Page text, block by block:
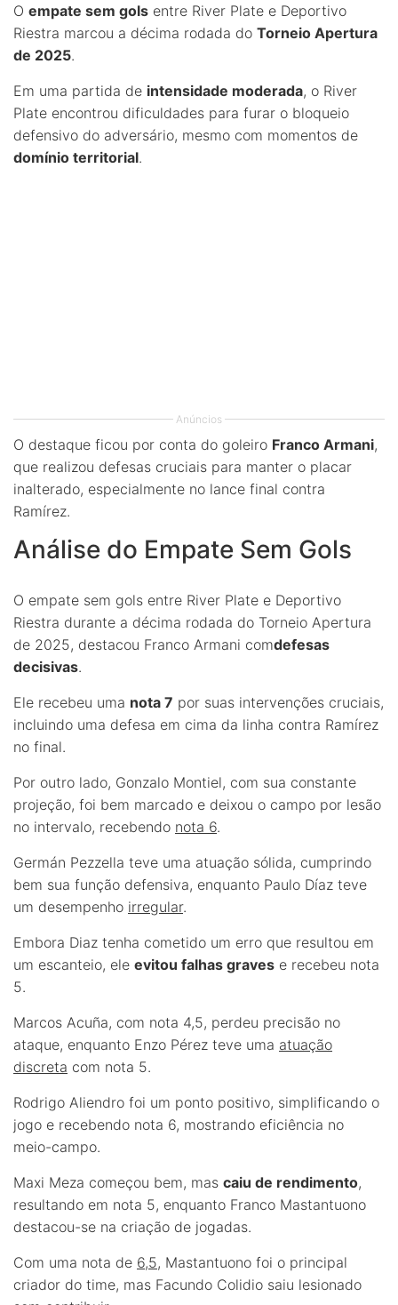
O empate sem gols entre River Plate e Deportivo
Riestra marcou a décima rodada do Torneio Apertura
de 2025.
Em uma partida de intensidade moderada, o River
Plate encontrou dificuldades para furar o bloqueio
defensivo do adversário, mesmo com momentos de
domínio territorial.
Anúncios
O destaque ficou por conta do goleiro Franco Armani,
que realizou defesas cruciais para manter o placar
inalterado, especialmente no lance final contra
Ramírez.
Análise do Empate Sem Gols
O empate sem gols entre River Plate e Deportivo
Riestra durante a décima rodada do Torneio Apertura
de 2025, destacou Franco Armani comdefesas
decisivas.
Ele recebeu uma nota 7 por suas intervenções cruciais,
incluindo uma defesa em cima da linha contra Ramírez
no final.
Por outro lado, Gonzalo Montiel, com sua constante
projeção, foi bem marcado e deixou o campo por lesão
no intervalo, recebendo nota 6.
Germán Pezzella teve uma atuação sólida, cumprindo
bem sua função defensiva, enquanto Paulo Díaz teve
um desempenho irregular.
Embora Diaz tenha cometido um erro que resultou em
um escanteio, ele evitou falhas graves e recebeu nota
5.
Marcos Acuña, com nota 4,5, perdeu precisão no
ataque, enquanto Enzo Pérez teve uma atuação
discreta com nota 5.
Rodrigo Aliendro foi um ponto positivo, simplificando o
jogo e recebendo nota 6, mostrando eficiência no
meio-campo.
Maxi Meza começou bem, mas caiu de rendimento,
resultando em nota 5, enquanto Franco Mastantuono
destacou-se na criação de jogadas.
Com uma nota de 6,5, Mastantuono foi o principal
criador do time, mas Facundo Colidio saiu lesionado